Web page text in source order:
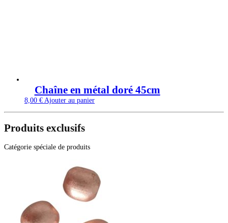
Chaîne en métal doré 45cm
8,00 € Ajouter au panier
Produits exclusifs
Catégorie spéciale de produits